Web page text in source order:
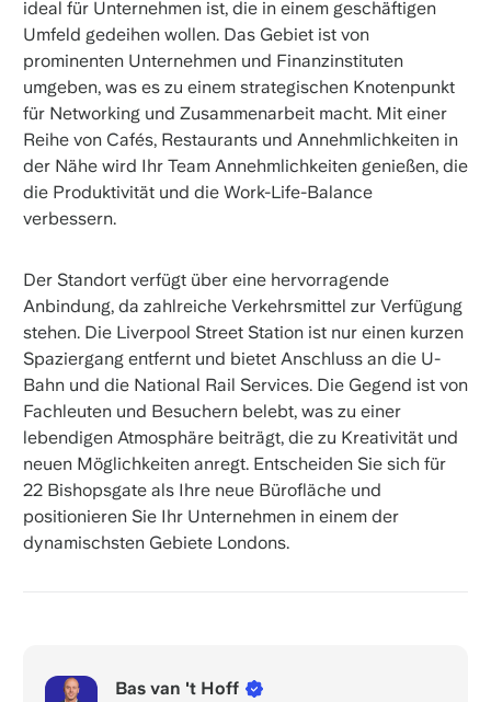
ideal für Unternehmen ist, die in einem geschäftigen
Umfeld gedeihen wollen. Das Gebiet ist von
prominenten Unternehmen und Finanzinstituten
umgeben, was es zu einem strategischen Knotenpunkt
für Networking und Zusammenarbeit macht. Mit einer
Reihe von Cafés, Restaurants und Annehmlichkeiten in
der Nähe wird Ihr Team Annehmlichkeiten genießen, die
die Produktivität und die Work-Life-Balance
verbessern.
Der Standort verfügt über eine hervorragende
Anbindung, da zahlreiche Verkehrsmittel zur Verfügung
stehen. Die Liverpool Street Station ist nur einen kurzen
Spaziergang entfernt und bietet Anschluss an die U-
Bahn und die National Rail Services. Die Gegend ist von
Fachleuten und Besuchern belebt, was zu einer
lebendigen Atmosphäre beiträgt, die zu Kreativität und
neuen Möglichkeiten anregt. Entscheiden Sie sich für
22 Bishopsgate als Ihre neue Bürofläche und
positionieren Sie Ihr Unternehmen in einem der
dynamischsten Gebiete Londons.
Bas van 't Hoff